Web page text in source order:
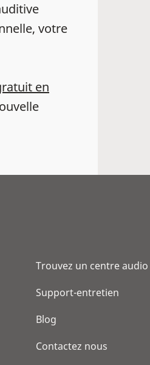
votre
en
Trouvez un centre audio
Support-entretien
Blog
Contactez nous